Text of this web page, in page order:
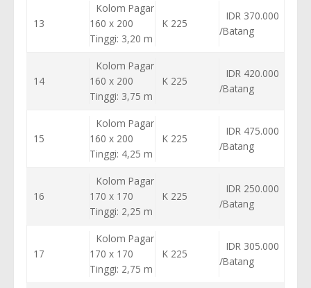
13
Kolom Pagar
160 x 200
Tinggi: 3,20 m
K 225
IDR 370.000
/Batang
14
Kolom Pagar
160 x 200
Tinggi: 3,75 m
K 225
IDR 420.000
/Batang
15
Kolom Pagar
160 x 200
Tinggi: 4,25 m
K 225
IDR 475.000
/Batang
16
Kolom Pagar
170 x 170
Tinggi: 2,25 m
K 225
IDR 250.000
/Batang
17
Kolom Pagar
170 x 170
Tinggi: 2,75 m
K 225
IDR 305.000
/Batang